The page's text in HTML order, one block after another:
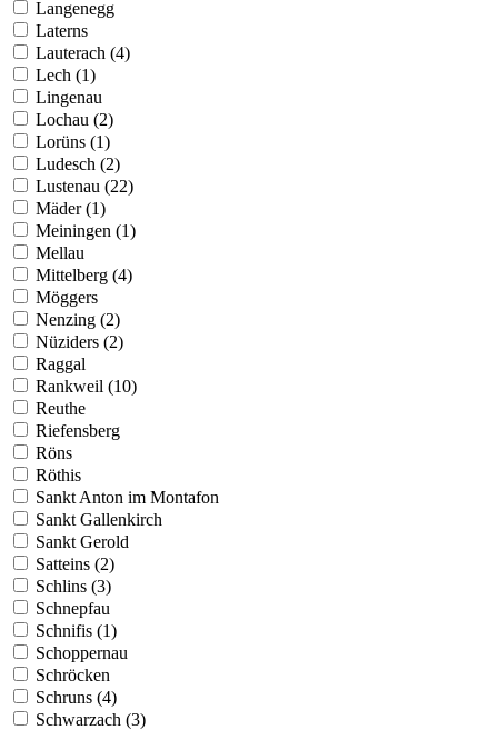
Langenegg
Laterns
Lauterach (4)
Lech (1)
Lingenau
Lochau (2)
Lorüns (1)
Ludesch (2)
Lustenau (22)
Mäder (1)
Meiningen (1)
Mellau
Mittelberg (4)
Möggers
Nenzing (2)
Nüziders (2)
Raggal
Rankweil (10)
Reuthe
Riefensberg
Röns
Röthis
Sankt Anton im Montafon
Sankt Gallenkirch
Sankt Gerold
Satteins (2)
Schlins (3)
Schnepfau
Schnifis (1)
Schoppernau
Schröcken
Schruns (4)
Schwarzach (3)